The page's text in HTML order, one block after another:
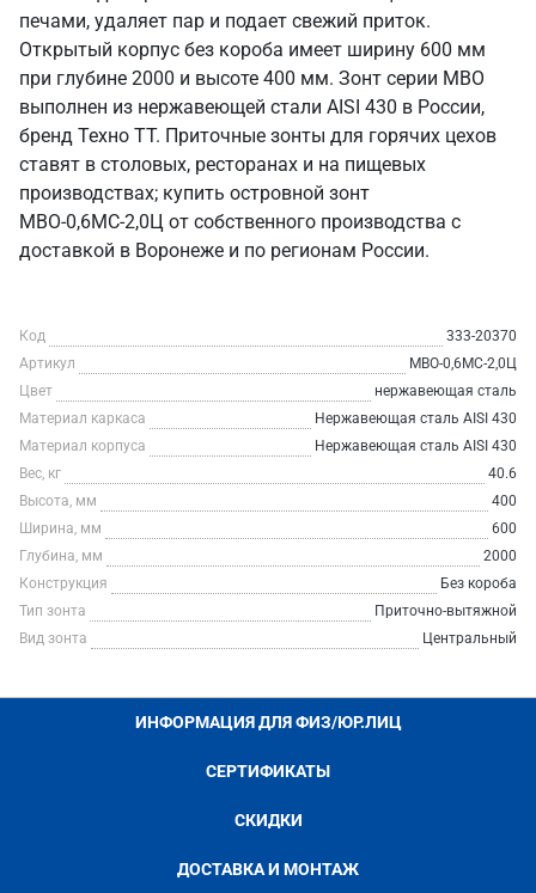
печами, удаляет пар и подает свежий приток.
Открытый корпус без короба имеет ширину 600 мм
при глубине 2000 и высоте 400 мм. Зонт серии МВО
выполнен из нержавеющей стали AISI 430 в России,
бренд Техно ТТ. Приточные зонты для горячих цехов
ставят в столовых, ресторанах и на пищевых
производствах; купить островной зонт
МВО-0,6МС-2,0Ц от собственного производства с
доставкой в Воронеже и по регионам России.
Код
333-20370
Артикул
МВО-0,6МС-2,0Ц
Цвет
нержавеющая сталь
Материал каркаса
Нержавеющая сталь AISI 430
Материал корпуса
Нержавеющая сталь AISI 430
Вес, кг
40.6
Высота, мм
400
Ширина, мм
600
Глубина, мм
2000
Конструкция
Без короба
Тип зонта
Приточно-вытяжной
Вид зонта
Центральный
ИНФОРМАЦИЯ ДЛЯ ФИЗ/ЮР.ЛИЦ
СЕРТИФИКАТЫ
СКИДКИ
ДОСТАВКА И МОНТАЖ